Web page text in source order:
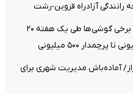
بازار موبایل شیراز در تنگنای تقاضا/ برخی گوشی‌ها طی یک هفته ۲۰
آماده‌باش مدیریت شهری برای